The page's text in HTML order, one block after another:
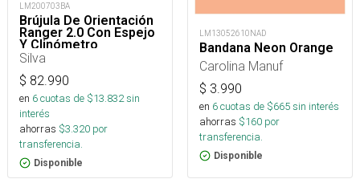
LM200703BA
Brújula De Orientación
Ranger 2.0 Con Espejo
Y Clinómetro
Silva
$ 82.990
en 6cuotas de $13.832sin
interés
ahorras $3.320 por
transferencia.
Disponible
LM13052610NAD
Bandana Neon Orange
Carolina Manuf
$ 3.990
en 6cuotas de $665sin interés
ahorras $160 por
transferencia.
Disponible